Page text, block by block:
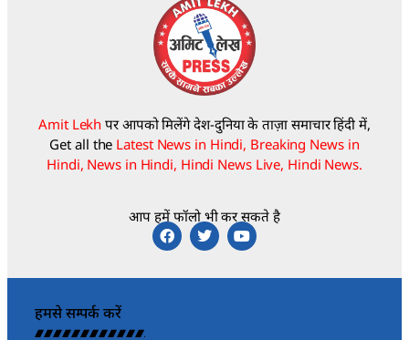
Amit Lekh पर आपको मिलेंगे देश-दुनिया के ताज़ा समाचार हिंदी में,
Get all the Latest News in Hindi, Breaking News in
Hindi, News in Hindi, Hindi News Live, Hindi News.
आप हमें फॉलो भी कर सकते है
हमसे सम्पर्क करें